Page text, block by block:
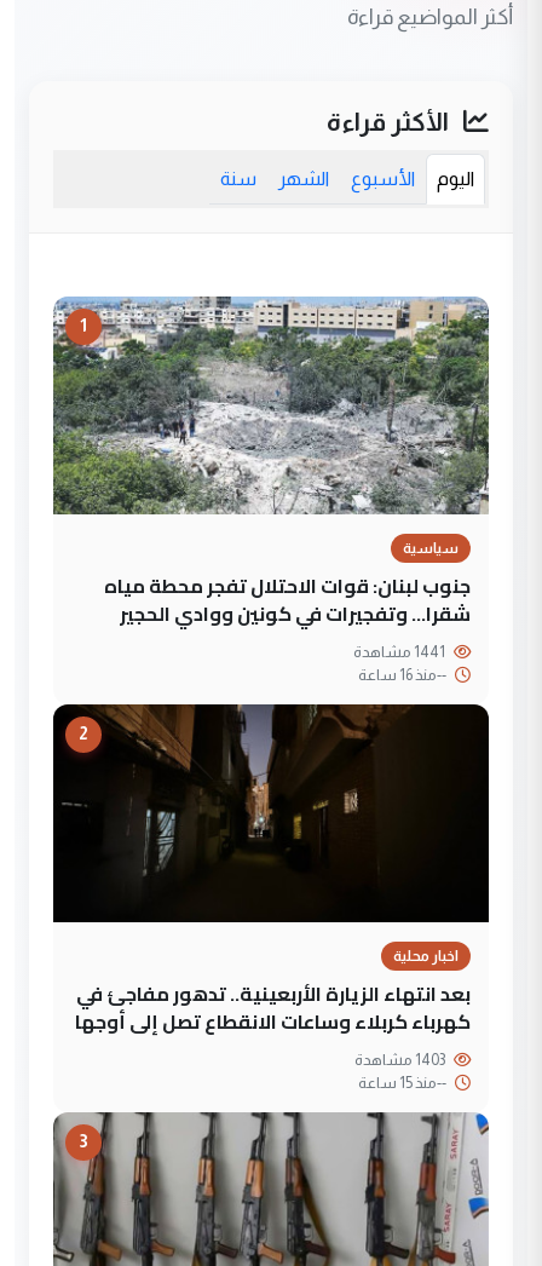
أكثر المواضيع قراءة
الأكثر قراءة
اليوم الأسبوع الشهر سنة
1
سياسية
جنوب لبنان: قوات الاحتلال تفجر محطة مياه
شقرا… وتفجيرات في كونين ووادي الحجير
--منذ 16 ساعة
2
اخبار محلية
بعد انتهاء الزيارة الأربعينية.. تدهور مفاجئ في
كهرباء كربلاء وساعات الانقطاع تصل إلى أوجها
--منذ 15 ساعة
3